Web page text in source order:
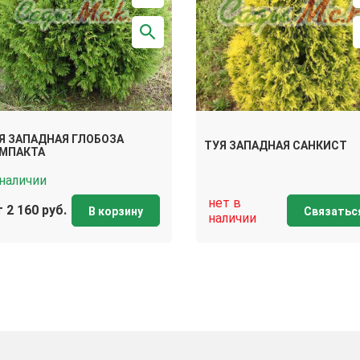
ЗАПАДНАЯ ГЛОБОЗА
2 160 руб.
В корзину
ТУЯ ЗАПАДНАЯ САНКИСТ
нет в
наличии